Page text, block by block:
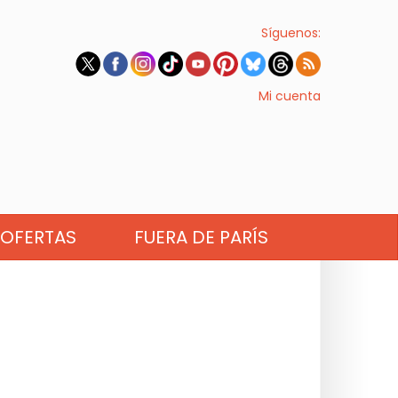
Síguenos:
Mi cuenta
OFERTAS FUERA DE PARÍS